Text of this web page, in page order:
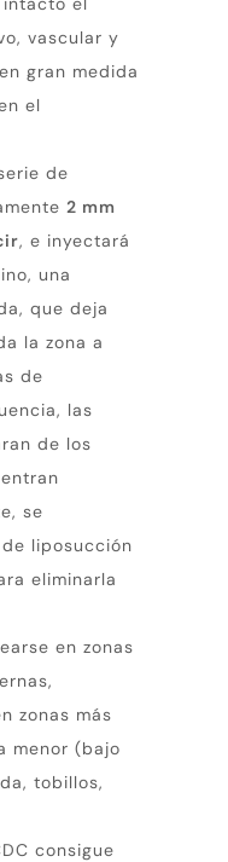
vascular y
gran medida
el
de
2 mm
, e inyectará
una
que deja
la zona a
de
las
de los
se
liposucción
eliminarla
en zonas
zonas más
menor (bajo
tobillos,
consigue